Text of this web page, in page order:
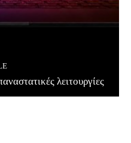
λειτουργίες